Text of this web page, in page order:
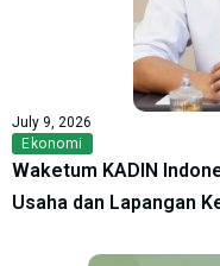
July 9, 2026
Ekonomi
Waketum KADIN
Usaha dan Lapangan